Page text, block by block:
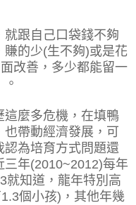
跟自己口袋錢不夠
的少(生不夠)或是花
改善，多少都能留一
這麼多危機，在填鴨
帶動經濟發展，可
認為培育方式問題還
年(2010~2012)每年
就知道，龍年特別高
個小孩)，其他年幾